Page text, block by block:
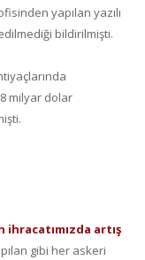
yapılan yazılı
bildirilmişti.
milyar dolar
ihracatımızda artış
gibi her askeri